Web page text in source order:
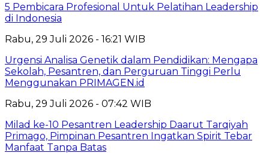
5 Pembicara Profesional Untuk Pelatihan Leadership
di Indonesia
Rabu, 29 Juli 2026 - 16:21 WIB
Urgensi Analisa Genetik dalam Pendidikan: Mengapa
Sekolah, Pesantren, dan Perguruan Tinggi Perlu
Menggunakan PRIMAGEN.id
Rabu, 29 Juli 2026 - 07:42 WIB
Milad ke-10 Pesantren Leadership Daarut Tarqiyah
Primago, Pimpinan Pesantren Ingatkan Spirit Tebar
Manfaat Tanpa Batas